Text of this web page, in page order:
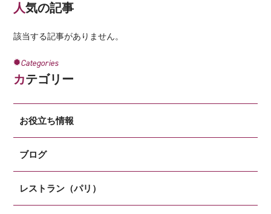
人気の記事
該当する記事がありません。
Categories
カテゴリー
お役立ち情報
ブログ
レストラン（パリ）